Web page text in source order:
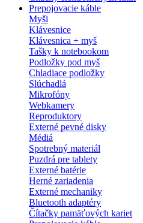
Prepojovacie káble
Myši
Klávesnice
Klávesnica + myš
Tašky k notebookom
Podložky pod myš
Chladiace podložky
Slúchadlá
Mikrofóny
Webkamery
Reproduktory
Externé pevné disky
Médiá
Spotrebný materiál
Puzdrá pre tablety
Externé batérie
Herné zariadenia
Externé mechaniky
Bluetooth adaptéry
Čítačky pamäťových kariet